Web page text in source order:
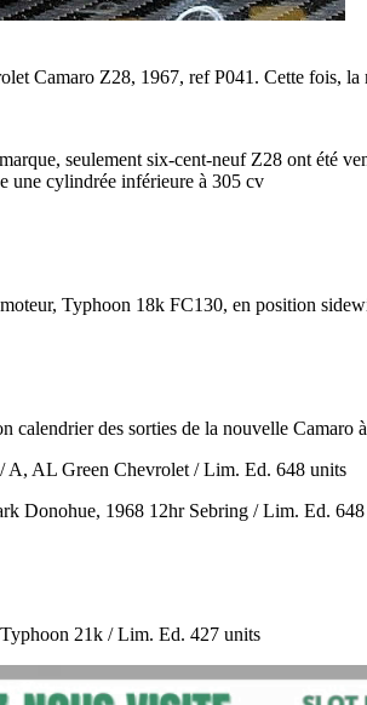
Camaro Z28, 1967, ref P041. Cette fois,
seulement six-cent-neuf Z28 ont été
une cylindrée inférieure à 305 cv
Typhoon 18k FC130, en position
calendrier des sorties de la nouvelle Camaro
A, AL Green Chevrolet / Lim. Ed. 648 units
Donohue, 1968 12hr Sebring / Lim. Ed.
21k / Lim. Ed. 427 units